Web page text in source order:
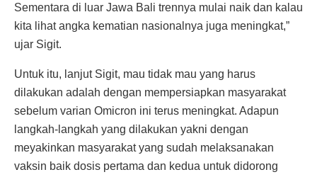
Sementara di luar Jawa Bali trennya mulai naik dan kalau
kita lihat angka kematian nasionalnya juga meningkat,”
ujar Sigit.
Untuk itu, lanjut Sigit, mau tidak mau yang harus
dilakukan adalah dengan mempersiapkan masyarakat
sebelum varian Omicron ini terus meningkat. Adapun
langkah-langkah yang dilakukan yakni dengan
meyakinkan masyarakat yang sudah melaksanakan
vaksin baik dosis pertama dan kedua untuk didorong